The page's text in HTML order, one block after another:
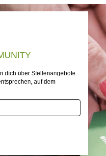
dich über Stellenangebote
auf dem